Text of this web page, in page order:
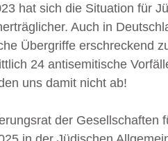
hat sich die Situation für
Auch in
Übergriffe erschreckend
24 antisemitische
uns damit nicht ab!
der Gesellschaften